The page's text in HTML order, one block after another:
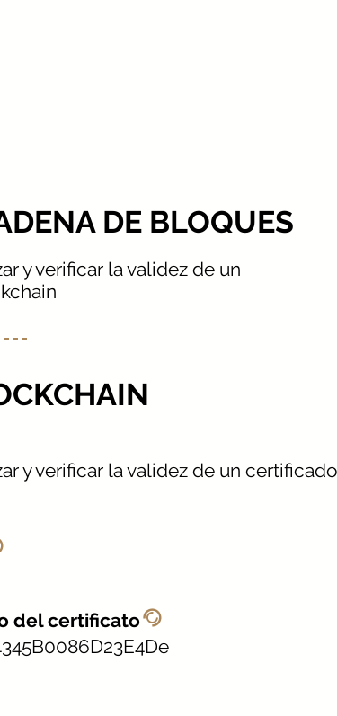
DE BLOQUES
y verificar la validez de un
y verificar la validez de un
del certificato @